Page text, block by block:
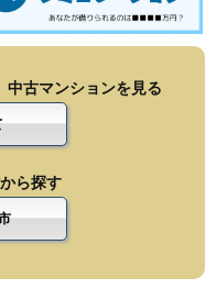
中古マンションを見る
ら探す